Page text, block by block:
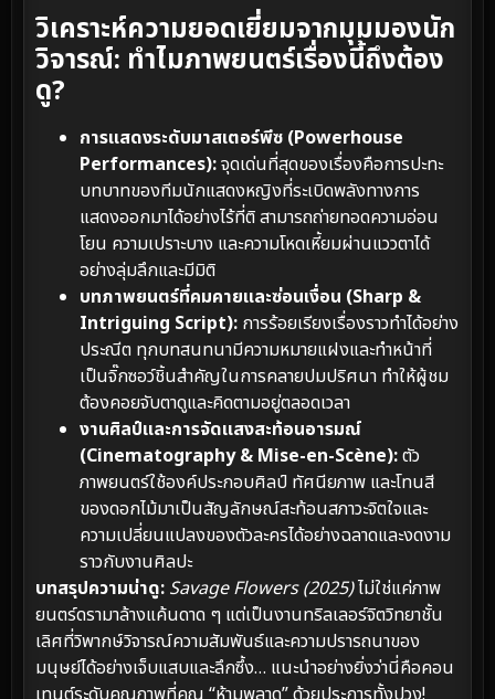
วิเคราะห์ความยอดเยี่ยมจากมุมมองนัก
วิจารณ์: ทำไมภาพยนตร์เรื่องนี้ถึงต้อง
ดู?
การแสดงระดับมาสเตอร์พีซ (Powerhouse
Performances):จุดเด่นที่สุดของเรื่องคือการปะทะ
บทบาทของทีมนักแสดงหญิงที่ระเบิดพลังทางการ
แสดงออกมาได้อย่างไร้ที่ติ สามารถถ่ายทอดความอ่อน
โยน ความเปราะบาง และความโหดเหี้ยมผ่านแววตาได้
อย่างลุ่มลึกและมีมิติ
บทภาพยนตร์ที่คมคายและซ่อนเงื่อน (Sharp &
Intriguing Script): การร้อยเรียงเรื่องราวทำได้อย่าง
ประณีต ทุกบทสนทนามีความหมายแฝงและทำหน้าที่
เป็นจิ๊กซอว์ชิ้นสำคัญในการคลายปมปริศนา ทำให้ผู้ชม
ต้องคอยจับตาดูและคิดตามอยู่ตลอดเวลา
งานศิลป์และการจัดแสงสะท้อนอารมณ์
(Cinematography & Mise-en-Scène):ตัว
ภาพยนตร์ใช้องค์ประกอบศิลป์ ทัศนียภาพ และโทนสี
ของดอกไม้มาเป็นสัญลักษณ์สะท้อนสภาวะจิตใจและ
ความเปลี่ยนแปลงของตัวละครได้อย่างฉลาดและงดงาม
ราวกับงานศิลปะ
บทสรุปความน่าดู: Savage Flowers (2025)ไม่ใช่แค่ภาพ
ยนตร์ดรามาล้างแค้นดาด ๆ แต่เป็นงานทริลเลอร์จิตวิทยาชั้น
เลิศที่วิพากษ์วิจารณ์ความสัมพันธ์และความปรารถนาของ
มนุษย์ได้อย่างเจ็บแสบและลึกซึ้ง… แนะนำอย่างยิ่งว่านี่คือคอน